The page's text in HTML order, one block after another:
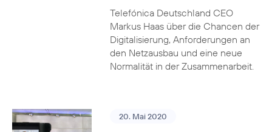
Telefónica Deutschland CEO
Markus Haas über die Chancen der
Digitalisierung, Anforderungen an
den Netzausbau und eine neue
Normalität in der Zusammenarbeit.
20. Mai 2020